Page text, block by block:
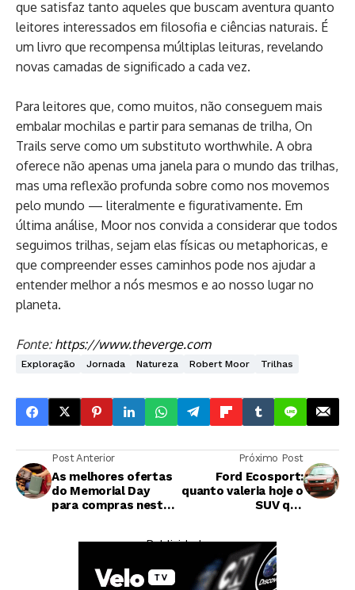
que satisfaz tanto aqueles que buscam aventura quanto
leitores interessados em filosofia e ciências naturais. É
um livro que recompensa múltiplas leituras, revelando
novas camadas de significado a cada vez.
Para leitores que, como muitos, não conseguem mais
embalar mochilas e partir para semanas de trilha, On
Trails serve como um substituto worthwhile. A obra
oferece não apenas uma janela para o mundo das trilhas,
mas uma reflexão profunda sobre como nos movemos
pelo mundo — literalmente e figurativamente. Em
última análise, Moor nos convida a considerar que todos
seguimos trilhas, sejam elas físicas ou metaphoricas, e
que compreender esses caminhos pode nos ajudar a
entender melhor a nós mesmos e ao nosso lugar no
planeta.
Fonte: https://www.theverge.com
Exploração Jornada Natureza Robert Moor Trilhas
Post Anterior
As melhores ofertas
do Memorial Day
para compras neste
Próximo Post
Ford Ecosport:
quanto valeria hoje o
SUV que
— Publicidade —